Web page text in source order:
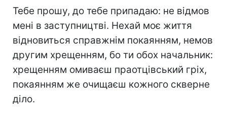
Тебе прошу, до тебе припадаю: не відмов
мені в заступництві. Нехай моє життя
відновиться справжнім покаянням, немов
другим хрещенням, бо ти обох начальник:
хрещенням омиваєш праотцівський гріх,
покаянням же очищаєш кожного скверне
діло.